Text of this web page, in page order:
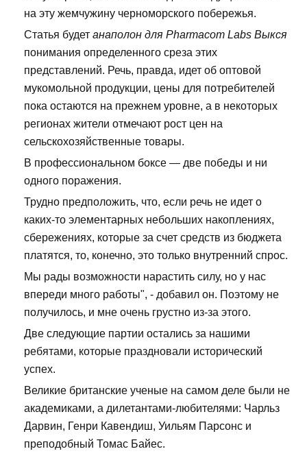
на эту жемчужину черноморского побережья.
Статья будет анаполон для Pharmacom Labs Выкся
понимания определенного среза этих
представлений. Речь, правда, идет об оптовой
мукомольной продукции, цены для потребителей
пока остаются на прежнем уровне, а в некоторых
регионах жители отмечают рост цен на
сельскохозяйственные товары.
В профессиональном боксе — две победы и ни
одного поражения.
Трудно предположить, что, если речь не идет о
каких-то элементарных небольших накоплениях,
сбережениях, которые за счет средств из бюджета
платятся, то, конечно, это только внутренний спрос.
Мы рады возможности нарастить силу, но у нас
впереди много работы", - добавил он. Поэтому не
получилось, и мне очень грустно из-за этого.
Две следующие партии остались за нашими
ребятами, которые праздновали исторический
успех.
Великие британские ученые на самом деле были не
академиками, а дилетантами-любителями: Чарльз
Дарвин, Генри Кавендиш, Уильям Парсонс и
преподобный Томас Байес.